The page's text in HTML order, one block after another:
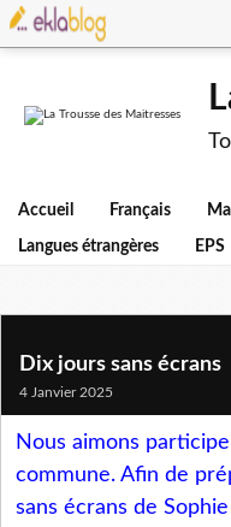
Accueil Français
Langues étrangères EPS
Dix jours sans écrans
4 Janvier 2025
Nous aimons
commune. Afin de
sans écrans de